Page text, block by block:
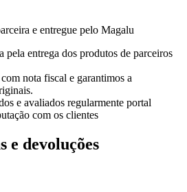
e entregue pelo Magalu
pela entrega dos produtos de parceiros
nota fiscal e garantimos a
e avaliados regularmente portal
com os clientes
e devoluções